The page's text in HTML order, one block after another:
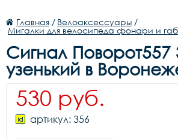
Главная / Велоаксессуары /
Мигалки для велосипеда фонари и
Сигнал Поворот557
узенький в
530 руб.
артикул: 356